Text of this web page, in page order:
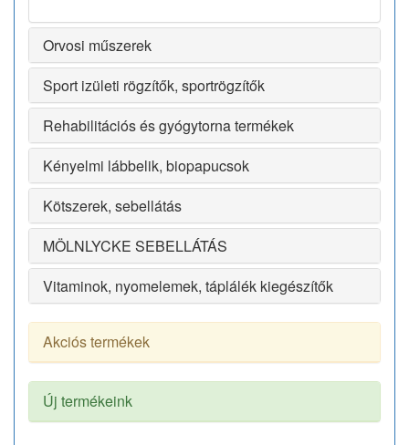
Orvosi műszerek
Sport izületi rögzítők, sportrögzítők
Rehabilitációs és gyógytorna termékek
Kényelmi lábbelik, biopapucsok
Kötszerek, sebellátás
MÖLNLYCKE SEBELLÁTÁS
Vitaminok, nyomelemek, táplálék kiegészítők
Akciós termékek
Új termékeink